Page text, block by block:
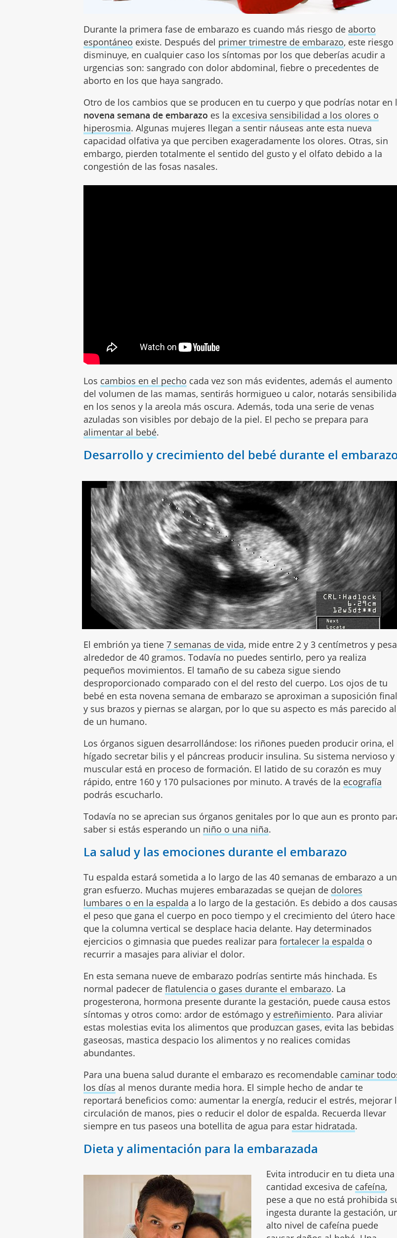
Durante la primera fase de embarazo es cuando más riesgo de aborto
espontáneo existe. Después del primer trimestre de embarazo, este riesgo
disminuye, en cualquier caso los síntomas por los que deberías acudir a
urgencias son: sangrado con dolor abdominal, fiebre o precedentes de
aborto en los que haya sangrado.
Otro de los cambios que se producen en tu cuerpo y que podrías notar en
novena semana de embarazo es la excesiva sensibilidad a los olores o
hiperosmia. Algunas mujeres llegan a sentir náuseas ante esta nueva
capacidad olfativa ya que perciben exageradamente los olores. Otras, sin
embargo, pierden totalmente el sentido del gusto y el olfato debido a la
congestión de las fosas nasales.
Los cambios en el pecho cada vez son más evidentes, además el aumento
del volumen de las mamas, sentirás hormigueo u calor, notarás
en los senos y la areola más oscura. Además, toda una serie de venas
azuladas son visibles por debajo de la piel. El pecho se prepara para
alimentar al bebé.
Desarrollo y crecimiento del bebé durante el
El embrión ya tiene7 semanas de vida, mide entre 2 y 3 centímetros y pesa
alrededor de 40 gramos. Todavía no puedes sentirlo, pero ya realiza
pequeños movimientos. El tamaño de su cabeza sigue siendo
desproporcionado comparado con el del resto del cuerpo. Los ojos de tu
bebé en esta novena semana de embarazo se aproximan a suposición final
y sus brazos y piernas se alargan, por lo que su aspecto es más parecido al
de un humano.
Los órganos siguen desarrollándose: los riñones pueden producir orina, el
hígado secretar bilis y el páncreas producir insulina. Su sistema nervioso y
muscular está en proceso de formación. El latido de su corazón es muy
rápido, entre 160 y 170 pulsaciones por minuto. A través de la ecografía
podrás escucharlo.
Todavía no se aprecian sus órganos genitales por lo que aun es pronto
saber si estás esperando un niño o una niña.
La salud y las emociones durante el embarazo
Tu espalda estará sometida a lo largo de las 40 semanas de embarazo a un
gran esfuerzo. Muchas mujeres embarazadas se quejan de dolores
lumbares o en la espalda a lo largo de la gestación. Es debido a dos
el peso que gana el cuerpo en poco tiempo y el crecimiento del útero hace
que la columna vertical se desplace hacia delante. Hay determinados
ejercicios o gimnasia que puedes realizar parafortalecer la espalda o
recurrir a masajes para aliviar el dolor.
En esta semana nueve de embarazo podrías sentirte más hinchada. Es
normal padecer deflatulencia o gases durante el embarazo. La
progesterona, hormona presente durante la gestación, puede causa estos
síntomas y otros como: ardor de estómago y estreñimiento. Para aliviar
estas molestias evita los alimentos que produzcan gases, evita las bebidas
gaseosas, mastica despacio los alimentos y no realices comidas
abundantes.
Para una buena salud durante el embarazo es recomendable caminar
los días al menos durante media hora. El simple hecho de andar te
reportará beneficios como: aumentar la energía, reducir el estrés, mejorar
circulación de manos, pies o reducir el dolor de espalda. Recuerda llevar
siempre en tus paseos una botellita de agua para estar hidratada.
Dieta y alimentación para la embarazada
Evita introducir en tu dieta una
cantidad excesiva de cafeína,
pese a que no está prohibida
ingesta durante la gestación,
alto nivel de cafeína puede